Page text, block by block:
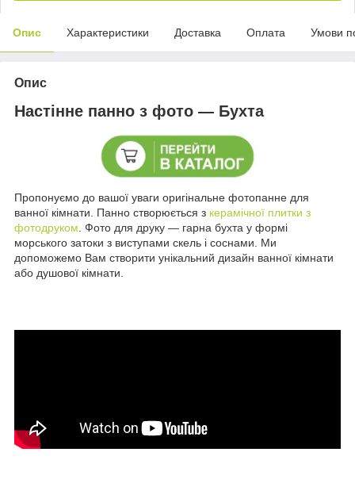
Опис Характеристики Доставка Оплата Умови
Опис
Настінне панно з фото — Бухта
Пропонуємо до вашої уваги оригінальне фотопанне для
ванної кімнати. Панно створюється з керамічної плитки з
фотодруком . Фото для друку — гарна бухта у формі
морського затоки з виступами скель і соснами. Ми
допоможемо Вам створити унікальний дизайн ванної кімнати
або душової кімнати.